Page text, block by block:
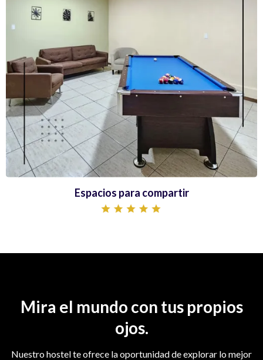
Espacios para compartir
Mira el mundo con tus propios
ojos.
Nuestro hostel te ofrece la oportunidad de explorar lo mejor